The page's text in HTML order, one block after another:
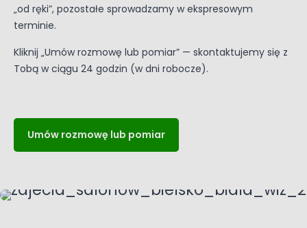
„od ręki”, pozostałe sprowadzamy w ekspresowym
terminie.
Kliknij „Umów rozmowę lub pomiar” — skontaktujemy się z
Tobą w ciągu 24 godzin (w dni robocze).
Umów rozmowę lub pomiar